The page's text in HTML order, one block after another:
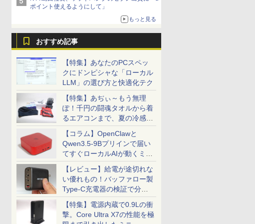
ポイント使えるようにして」
もっと見る
おすすめ記事
【特集】あなたのPCスペッ
クにドンピシャな「ローカル
LLM」の選び方と快適化テク
【特集】あぢぃ～もう無理
ぽ！千円の闘魂タオルから着
るエアコンまで、夏の冷感グ
ッズ一挙紹介
【コラム】OpenClawと
Qwen3.5-9Bプリインで届い
てすぐローカルAIが動くミニ
PC「SER9 Pro」
【レビュー】給電が途切れな
い優れもの！バッファロー製
Type-C充電器の検証で分か
ったこと
【特集】電源内蔵で0.9Lの衝
撃。Core Ultra X7の性能を極